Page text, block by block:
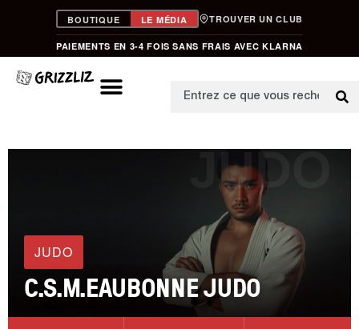
BOUTIQUE LE MÉDIA TROUVER UN CLUB
PAIEMENTS EN 3-4 FOIS SANS FRAIS AVEC KLARNA
JUDO
JUDO
C.S.M.EAUBONNE JUDO